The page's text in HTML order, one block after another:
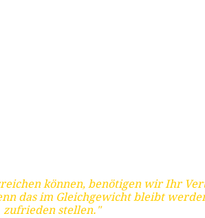
können, benötigen wir Ihr
das im Gleichgewicht bleibt
zufrieden stellen."